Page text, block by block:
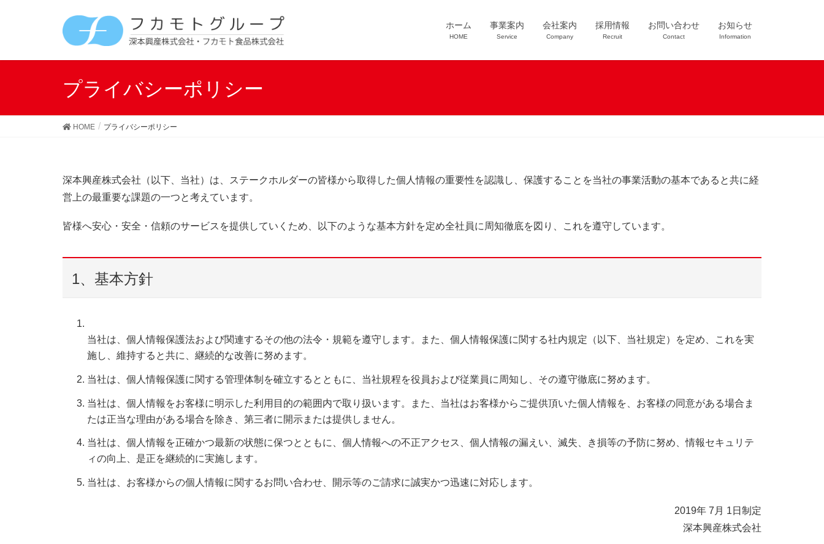
ホーム
HOME
事業案内
Service
会社案内
Company
採用情報
Recruit
お問い合わせ
Contact
お知らせ
Information
プライバシーポリシー
HOME プライバシーポリシー
深本興産株式会社（以下、当社）は、ステークホルダーの皆様から取得した個人情報の重要性を認識し、保護することを当社の事業活動の基本であると共に経
営上の最重要な課題の一つと考えています。
皆様へ安心・安全・信頼のサービスを提供していくため、以下のような基本方針を定め全社員に周知徹底を図り、これを遵守しています。
1、基本方針
当社は、個人情報保護法および関連するその他の法令・規範を遵守します。また、個人情報保護に関する社内規定（以下、当社規定）を定め、これを実
施し、維持すると共に、継続的な改善に努めます。
当社は、個人情報保護に関する管理体制を確立するとともに、当社規程を役員および従業員に周知し、その遵守徹底に努めます。
当社は、個人情報をお客様に明示した利用目的の範囲内で取り扱います。また、当社はお客様からご提供頂いた個人情報を、お客様の同意がある場合ま
たは正当な理由がある場合を除き、第三者に開示または提供しません。
当社は、個人情報を正確かつ最新の状態に保つとともに、個人情報への不正アクセス、個人情報の漏えい、滅失、き損等の予防に努め、情報セキュリテ
ィの向上、是正を継続的に実施します。
当社は、お客様からの個人情報に関するお問い合わせ、開示等のご請求に誠実かつ迅速に対応します。
2019年 7月 1日制定
深本興産株式会社